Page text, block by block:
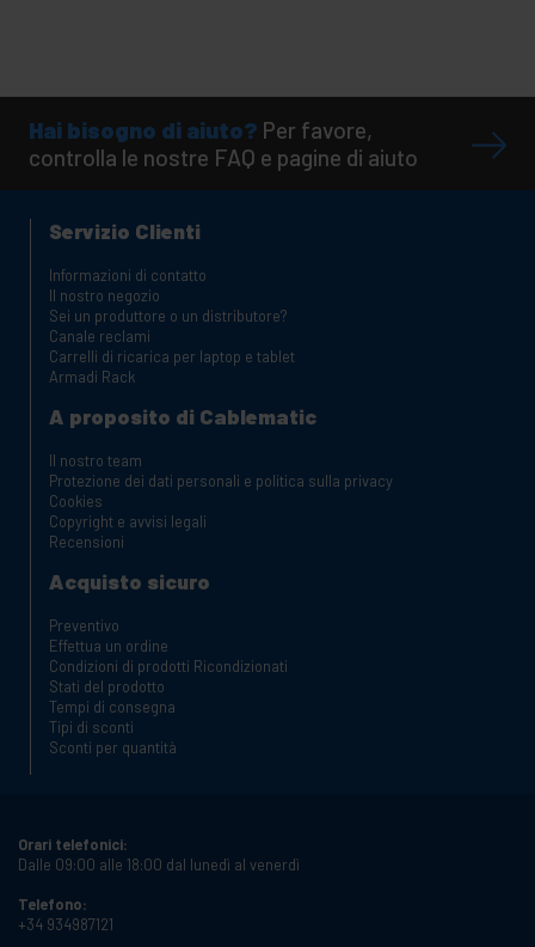
Hai bisogno di aiuto? Per favore,
controlla le nostre FAQ e pagine di aiuto
Servizio Clienti
Informazioni di contatto
Il nostro negozio
Sei un produttore o un distributore?
Canale reclami
Carrelli di ricarica per laptop e tablet
Armadi Rack
A proposito di Cablematic
Il nostro team
Protezione dei dati personali e politica sulla privacy
Cookies
Copyright e avvisi legali
Recensioni
Acquisto sicuro
Preventivo
Effettua un ordine
Condizioni di prodotti Ricondizionati
Stati del prodotto
Tempi di consegna
Tipi di sconti
Sconti per quantità
Orari telefonici:
Dalle 09:00 alle 18:00 dal lunedì al venerdì
Telefono:
+34 934987121